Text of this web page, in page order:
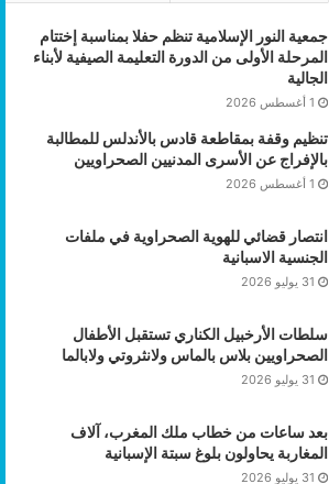
جمعية النور الإسلامية تنظم حفلا بمناسبة إختتام
المرحلة الأولى من الدورة التعليمة الصيفية لأبناء
الجالية
1 أغسطس 2026
تنظيم وقفة بمقاطعة قادس بالأندلس للمطالبة
بالإفراج عن الأسرى المدنيين الصحراويين
1 أغسطس 2026
انتصار قضائي للهوية الصحراوية في ملفات
الجنسية الاسبانية
31 يوليو 2026
سلطات الأرخبيل الكناري تستقبل الأطفال
الصحراويين بلاس بالماس ولانثروتي ولابالما
31 يوليو 2026
بعد ساعات من خطاب ملك المغرب، آلاف
المغاربة يحاولون بلوغ سبتة الإسبانية
31 يوليو 2026